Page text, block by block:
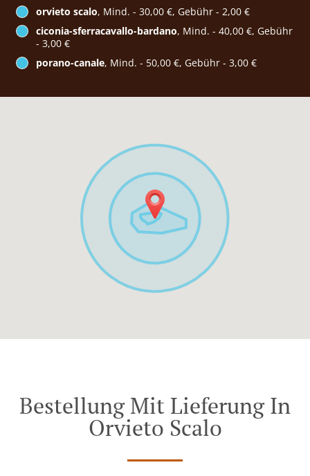
orvieto scalo, Mind. - 30,00 €, Gebühr - 2,00 €
ciconia-sferracavallo-bardano, Mind. - 40,00 €, Gebühr
- 3,00 €
porano-canale, Mind. - 50,00 €, Gebühr - 3,00 €
Bestellung Mit Lieferung In
Orvieto Scalo